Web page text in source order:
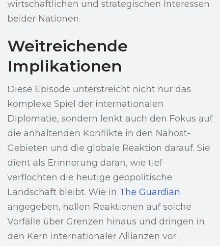
wirtschaftlichen und strategischen Interessen
beider Nationen.
Weitreichende
Implikationen
Diese Episode unterstreicht nicht nur das
komplexe Spiel der internationalen
Diplomatie, sondern lenkt auch den Fokus auf
die anhaltenden Konflikte in den Nahost-
Gebieten und die globale Reaktion darauf. Sie
dient als Erinnerung daran, wie tief
verflochten die heutige geopolitische
Landschaft bleibt. Wie in The Guardian
angegeben, hallen Reaktionen auf solche
Vorfälle über Grenzen hinaus und dringen in
den Kern internationaler Allianzen vor.